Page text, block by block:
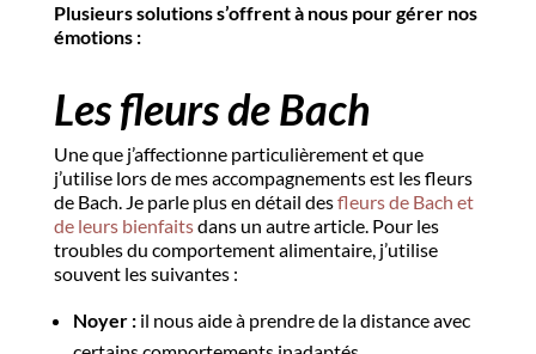
Plusieurs solutions s’offrent à nous pour gérer nos
émotions :
Les fleurs de Bach
Une que j’affectionne particulièrement et que
j’utilise lors de mes accompagnements est les fleurs
de Bach. Je parle plus en détail desfleurs de Bach et
de leurs bienfaitsdans un autre article. Pour les
troubles du comportement alimentaire, j’utilise
souvent les suivantes :
Noyer :il nous aide à prendre de la distance avec